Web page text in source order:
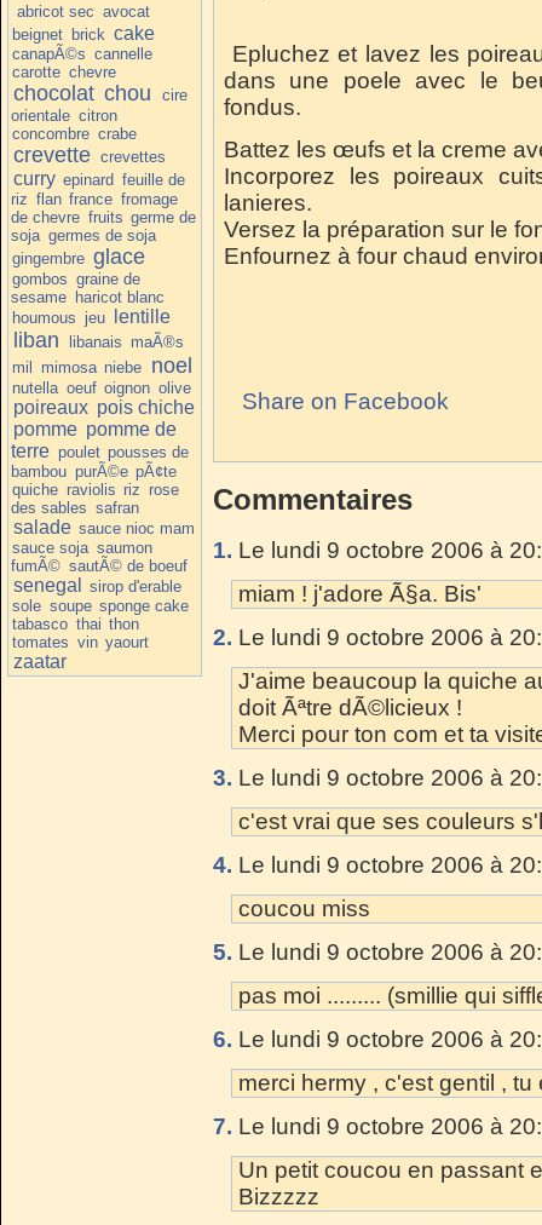
abricot sec avocat
beignet brick cake
canapÃ©s cannelle
carotte chevre
chocolat chou
cire
orientale citron
concombre crabe
crevette crevettes
curry epinard feuille de
riz flan france fromage
de chevre fruits germe de
soja germes de soja
gingembre glace
gombos graine de
sesame haricot blanc
houmous jeu lentille
liban libanais maÃ®s
mil mimosa niebe noel
nutella oeuf oignon olive
poireaux pois chiche
pomme pomme de
terre poulet pousses de
bambou purÃ©e pÃ¢te
quiche raviolis riz rose
des sables safran
salade sauce nioc mam
sauce soja saumon
fumÃ© sautÃ© de boeuf
senegal
sirop d'erable
sole soupe sponge cake
tabasco thai thon
tomates vin yaourt
zaatar
Epluchez et lavez les
dans une poele avec le
fondus.
Battez les œufs et la creme
Incorporez les poireaux
lanieres.
Versez la préparation sur le
Enfournez à four chaud
Share on Facebook
Commentaires
1. Le lundi 9 octobre 2006 à
miam ! j'adore Ã§a. Bis'
2. Le lundi 9 octobre 2006 à
J'aime beaucoup la quiche
doit Ãªtre dÃ©licieux !
Merci pour ton com et ta
3. Le lundi 9 octobre 2006 à
c'est vrai que ses couleurs
4. Le lundi 9 octobre 2006 à
coucou miss
5. Le lundi 9 octobre 2006 à
pas moi ......... (smillie qui
6. Le lundi 9 octobre 2006 à
merci hermy , c'est gentil ,
7. Le lundi 9 octobre 2006 à
Un petit coucou en passant
Bizzzzz